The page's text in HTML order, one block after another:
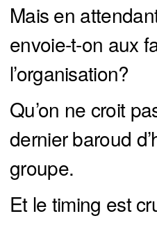
Mais en
envoie-t-on aux
l’organisation?
Qu’on ne croit
dernier baroud
groupe.
Et le timing est